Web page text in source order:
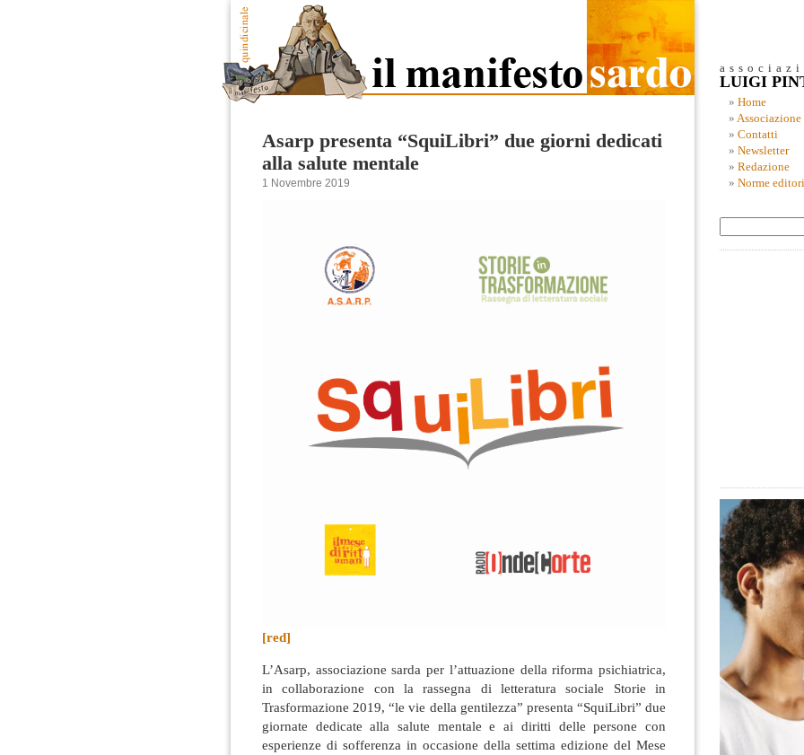
Asarp presenta “SquiLibri” due giorni dedicati
alla salute mentale
1 Novembre 2019
[red]
L’Asarp, associazione sarda per l’attuazione della riforma psichiatrica,
in collaborazione con la rassegna di letteratura sociale Storie in
Trasformazione 2019, “le vie della gentilezza” presenta “SquiLibri” due
giornate dedicate alla salute mentale e ai diritti delle persone con
esperienze di sofferenza in occasione della settima edizione del Mese
LUIGI
Home
Associazione
Contatti
Newsletter
Redazione
Norme